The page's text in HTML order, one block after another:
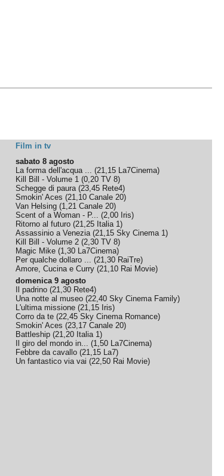
Film in tv
sabato 8 agosto
La forma dell'acqua ... (21,15 La7Cinema)
Kill Bill - Volume 1 (0,20 TV 8)
Schegge di paura(23,45 Rete4)
Smokin' Aces (21,10 Canale 20)
Van Helsing (1,21 Canale 20)
Scent of a Woman - P... (2,00 Iris)
Ritorno al futuro (21,25 Italia 1)
Assassinio a Venezia(21,15 Sky Cinema 1)
Kill Bill - Volume 2 (2,30 TV 8)
Magic Mike (1,30 La7Cinema)
Per qualche dollaro ... (21,30 RaiTre)
Amore, Cucina e Curry (21,10 Rai Movie)
domenica 9 agosto
Il padrino (21,30 Rete4)
Una notte al museo (22,40 Sky Cinema Family)
L'ultima missione (21,15 Iris)
Corro da te (22,45 Sky Cinema Romance)
Smokin' Aces (23,17 Canale 20)
Battleship (21,20 Italia 1)
Il giro del mondo in... (1,50 La7Cinema)
Febbre da cavallo (21,15 La7)
Un fantastico via vai (22,50 Rai Movie)